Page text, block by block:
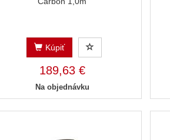
Kúpiť
189,63 €
Na objednávku